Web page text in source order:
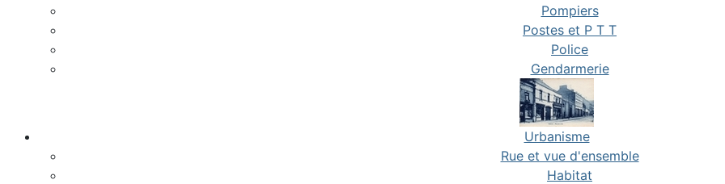
Pompiers
Postes et P T T
Police
Gendarmerie
Urbanisme
Rue et vue d'ensemble
Habitat